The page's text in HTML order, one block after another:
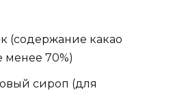
(содержание какао
менее 70%)
сироп (для